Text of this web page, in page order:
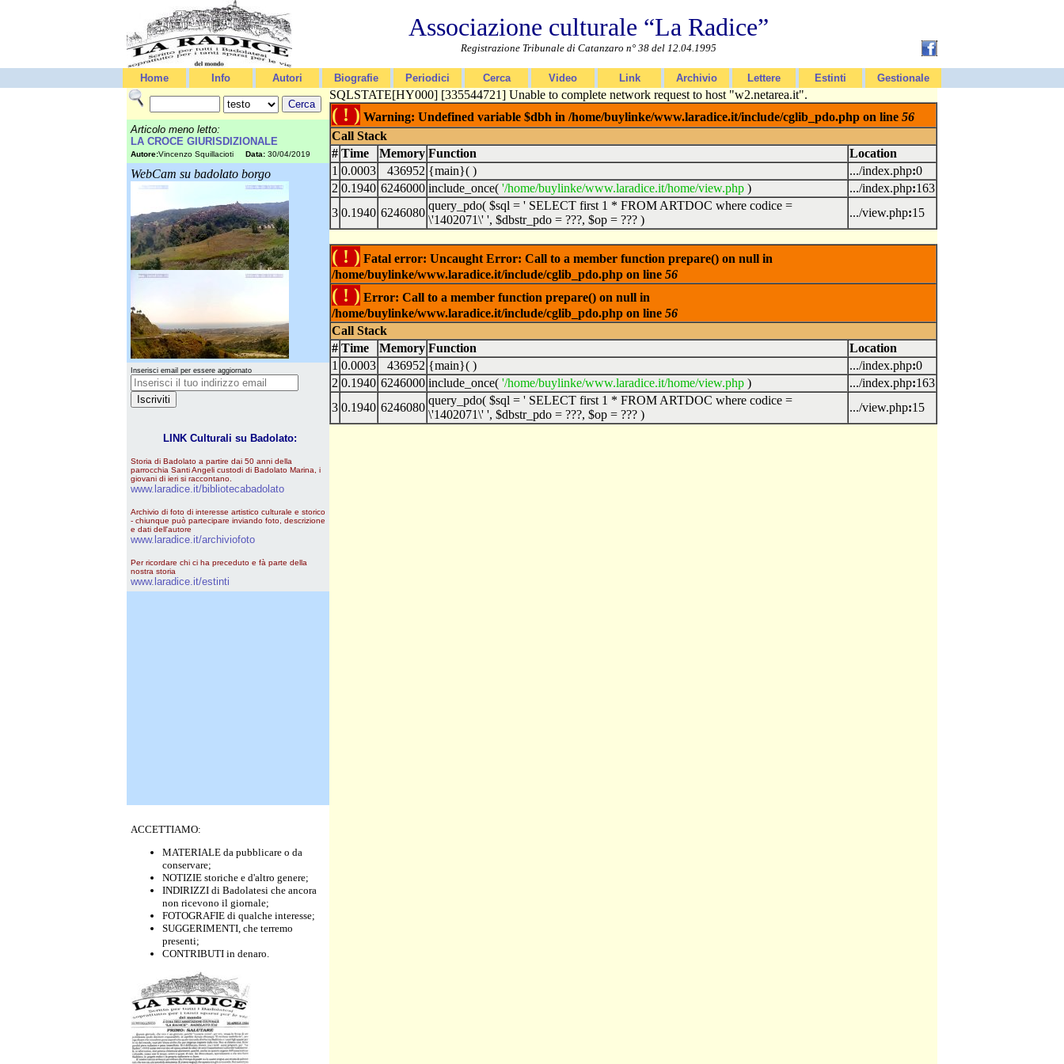
Associazione culturale “La Radice”
Registrazione Tribunale di Catanzaro n° 38 del 12.04.1995
Home Info Autori Biografie Periodici Cerca Video Link Archivio Lettere Estinti Gestionale
Articolo meno letto:
LA CROCE GIURISDIZIONALE
Autore:Vincenzo Squillacioti Data: 30/04/2019
WebCam su badolato borgo
Inserisci email per essere aggiornato
LINK Culturali su Badolato:
Storia di Badolato a partire dai 50 anni della
parrocchia Santi Angeli custodi di Badolato Marina, i
giovani di ieri si raccontano.
www.laradice.it/bibliotecabadolato
Archivio di foto di interesse artistico culturale e storico
- chiunque può partecipare inviando foto, descrizione
e dati dell'autore
www.laradice.it/archiviofoto
Per ricordare chi ci ha preceduto e fà parte della
nostra storia
www.laradice.it/estinti
ACCETTIAMO:
MATERIALE da pubblicare o da
conservare;
NOTIZIE storiche e d'altro genere;
INDIRIZZI di Badolatesi che ancora
non ricevono il giornale;
FOTOGRAFIE di qualche interesse;
SUGGERIMENTI, che terremo
presenti;
CONTRIBUTI in denaro.
SQLSTATE[HY000] [335544721] Unable to complete network request to host "w2.netarea.it".
( ! ) Warning: Undefined variable $dbh in /home/buylinke/www.laradice.it/include/cglib_pdo.php on line 56
Call Stack
# Time Memory Function
Location
1 0.0003 436952 {main}( ) .../index.php:0
2 0.1940 6246000 include_once( '/home/buylinke/www.laradice.it/home/view.php ) .../index.php:163
3 0.1940 6246080
query_pdo( $sql = ' SELECT first 1 * FROM ARTDOC where codice =
\'1402071\' ', $dbstr_pdo = ???, $op = ??? )
.../view.php:15
( ! ) Fatal error: Uncaught Error: Call to a member function prepare() on null in
/home/buylinke/www.laradice.it/include/cglib_pdo.php on line 56
( ! ) Error: Call to a member function prepare() on null in
/home/buylinke/www.laradice.it/include/cglib_pdo.php on line 56
Call Stack
# Time Memory Function
Location
1 0.0003 436952 {main}( ) .../index.php:0
2 0.1940 6246000 include_once( '/home/buylinke/www.laradice.it/home/view.php ) .../index.php:163
3 0.1940 6246080
query_pdo( $sql = ' SELECT first 1 * FROM ARTDOC where codice =
\'1402071\' ', $dbstr_pdo = ???, $op = ??? )
.../view.php:15